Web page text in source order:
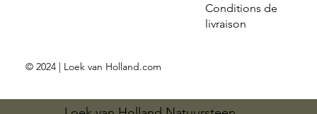
Conditions de
livraison
© 2024 | Loek van Holland.com